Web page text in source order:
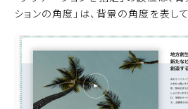
ションの角度」は、背景の角度を表して